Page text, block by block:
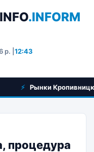
.INFORM
р. | 12:43
Рынки Кропивницкого:
процедура